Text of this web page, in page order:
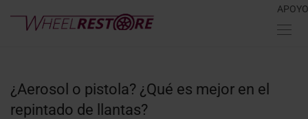
APOYO
¿Aerosol o pistola? ¿Qué es mejor en el
repintado de llantas?